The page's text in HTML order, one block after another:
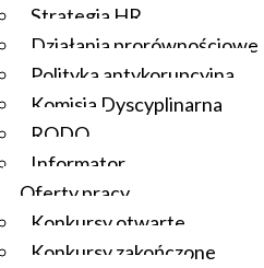
Strategia HR
Działania prorównościowe
Polityka antykorupcyjna
Komisja Dyscyplinarna
RODO
Informator
Oferty pracy
Konkursy otwarte
Konkursy zakończone